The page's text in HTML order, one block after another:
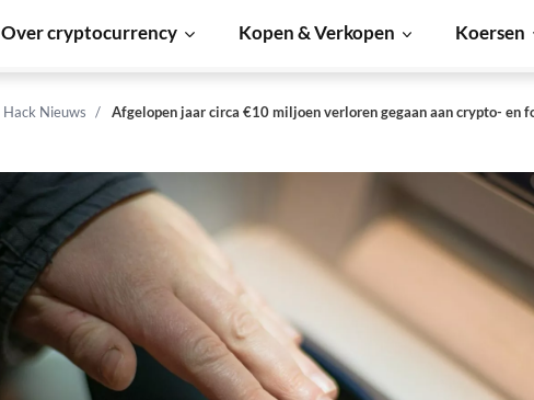
Over cryptocurrency Kopen & Verkopen Koersen
Hack Nieuws
Afgelopen jaar circa €10 miljoen verloren gegaan aan crypto- en